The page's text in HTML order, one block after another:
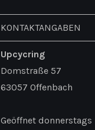
KONTAKTANGABEN
Upcycring
Domstraße 57
63057 Offenbach
Geöffnet donnerstags